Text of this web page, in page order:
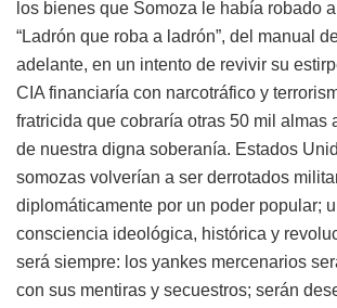
los bienes que Somoza le había robado
“Ladrón que roba a ladrón”, del manual
adelante, en un intento de revivir su
CIA financiaría con narcotráfico y
fratricida que cobraría otras 50 mil almas
de nuestra digna soberanía. Estados
somozas volverían a ser derrotados
diplomáticamente por un poder popular;
consciencia ideológica, histórica y
será siempre: los yankes mercenarios
con sus mentiras y secuestros; serán